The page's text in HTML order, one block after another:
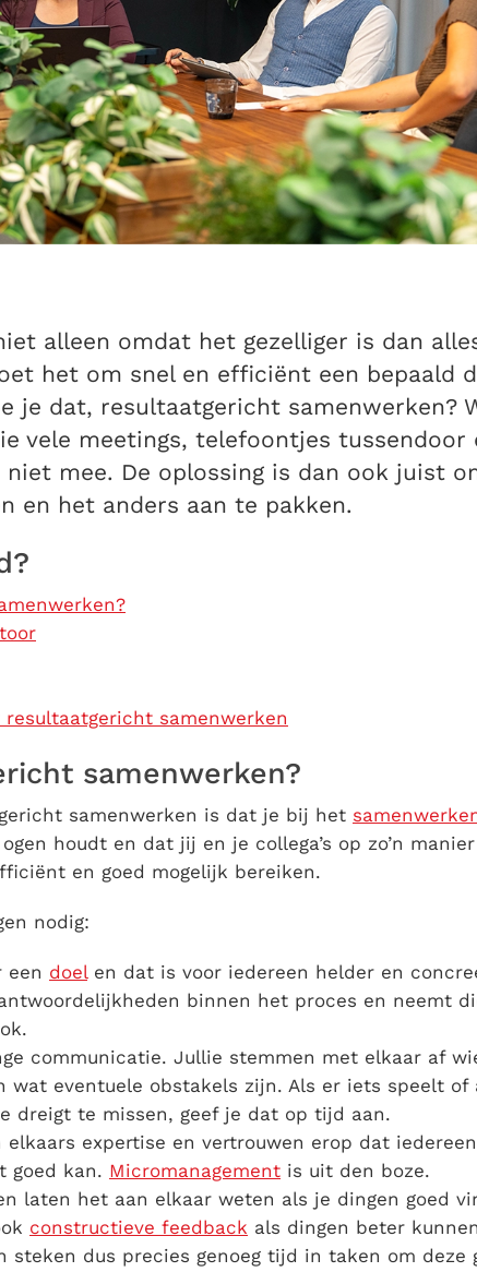
alleen omdat het gezelliger is dan
het om snel en efficiënt een bepaald
je dat, resultaatgericht samenwerken?
vele meetings, telefoontjes tussendoor
mee. De oplossing is dan ook juist
en het anders aan te pakken.
resultaatgericht samenwerken
samenwerken?
samenwerken is dat je bij het
houdt en dat jij en je collega’s op zo’n
en goed mogelijk bereiken.
nodig:
een doelen dat is voor iedereen helder en
binnen het proces en neemt
communicatie. Jullie stemmen met elkaar af
wat eventuele obstakels zijn. Als er iets speelt of
dreigt te missen, geef je dat op tijd aan.
expertise en vertrouwen erop dat
goed kan. Micromanagement is uit den boze.
laten het aan elkaar weten als je dingen goed
constructieve feedback als dingen beter
dus precies genoeg tijd in taken om deze